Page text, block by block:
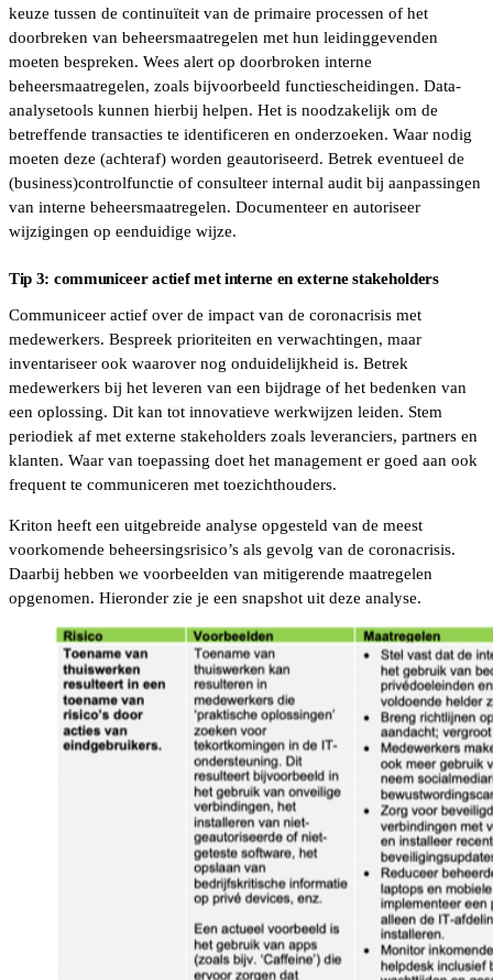
keuze tussen de continuïteit van de primaire processen of het
doorbreken van beheersmaatregelen met hun leidinggevenden
moeten bespreken. Wees alert op doorbroken interne
beheersmaatregelen, zoals bijvoorbeeld functiescheidingen. Data-
analysetools kunnen hierbij helpen. Het is noodzakelijk om de
betreffende transacties te identificeren en onderzoeken. Waar nodig
moeten deze (achteraf) worden geautoriseerd. Betrek eventueel de
(business)controlfunctie of consulteer internal audit bij aanpassingen
van interne beheersmaatregelen. Documenteer en autoriseer
wijzigingen op eenduidige wijze.
Tip 3: communiceer actief met interne en externe stakeholders
Communiceer actief over de impact van de coronacrisis met
medewerkers. Bespreek prioriteiten en verwachtingen, maar
inventariseer ook waarover nog onduidelijkheid is. Betrek
medewerkers bij het leveren van een bijdrage of het bedenken van
een oplossing. Dit kan tot innovatieve werkwijzen leiden. Stem
periodiek af met externe stakeholders zoals leveranciers, partners en
klanten. Waar van toepassing doet het management er goed aan ook
frequent te communiceren met toezichthouders.
Kriton heeft een uitgebreide analyse opgesteld van de meest
voorkomende beheersingsrisico’s als gevolg van de coronacrisis.
Daarbij hebben we voorbeelden van mitigerende maatregelen
opgenomen. Hieronder zie je een snapshot uit deze analyse.